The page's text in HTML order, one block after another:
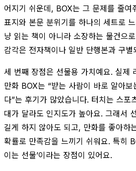
어지기 쉬운데, BOX는 그 문제를 줄여
표지와 본문 분위기를 하나의 세트로
냥 읽는 책이 아니라 소장하는 물건으
감각은 전자책이나 일반 단행본과 구별
세 번째 장점은 선물용 가치예요. 실제
만화 BOX는 “받는 사람이 바로 알아
다”는 후기가 많았습니다. 터치는 스포
대가 달라도 인지도가 높아요. 그래서
길게 하지 않아도 되고, 만화를 좋아하
확률로 만족감을 느끼기 쉬워요. 특히
이는 선물’이라는 장점이 있어요.